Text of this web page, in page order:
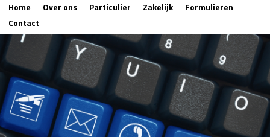
Home Over ons Particulier Zakelijk
Formulieren
Contact